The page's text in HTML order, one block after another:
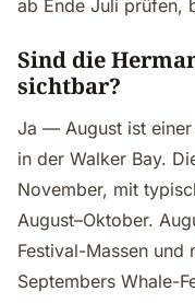
ab Ende Juli prüfen,
Sind die
sichtbar?
Ja — August ist einer
in der Walker Bay.
November, mit
August–Oktober.
Festival-Massen
Septembers Whale-